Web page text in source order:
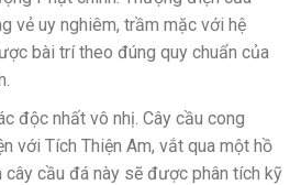
vẻ uy nghiêm, trầm mặc với hệ
bài trí theo đúng quy chuẩn của
độc nhất vô nhị. Cây cầu cong
với Tích Thiện Am, vắt qua một hồ
cây cầu đá này sẽ được phân tích kỹ